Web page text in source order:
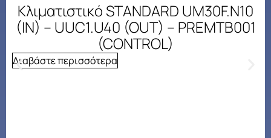
Κλιματιστικό STANDARD UM30F.N10
(IN) – UUC1.U40 (OUT) – PREMTB001
(CONTROL)
Διαβάστε περισσότερα